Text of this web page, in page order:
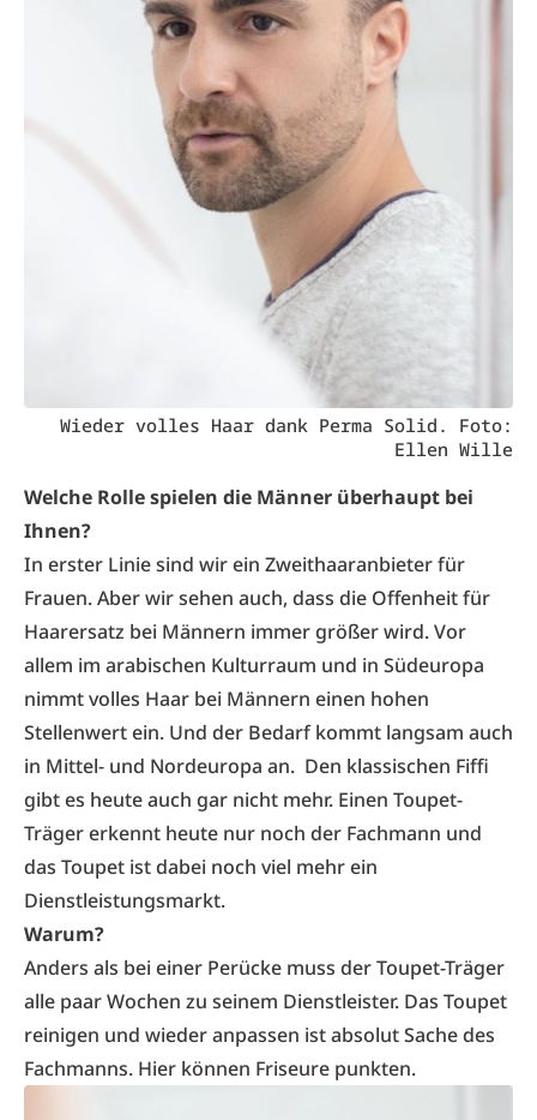
Wieder volles Haar dank Perma Solid. Foto:
Ellen Wille
Welche Rolle spielen die Männer überhaupt bei
Ihnen?
In erster Linie sind wir ein Zweithaaranbieter für
Frauen. Aber wir sehen auch, dass die Offenheit für
Haarersatz bei Männern immer größer wird. Vor
allem im arabischen Kulturraum und in Südeuropa
nimmt volles Haar bei Männern einen hohen
Stellenwert ein. Und der Bedarf kommt langsam auch
in Mittel- und Nordeuropa an. Den klassischen Fiffi
gibt es heute auch gar nicht mehr. Einen Toupet-
Träger erkennt heute nur noch der Fachmann und
das Toupet ist dabei noch viel mehr ein
Dienstleistungsmarkt.
Warum?
Anders als bei einer Perücke muss der Toupet-Träger
alle paar Wochen zu seinem Dienstleister. Das Toupet
reinigen und wieder anpassen ist absolut Sache des
Fachmanns. Hier können Friseure punkten.